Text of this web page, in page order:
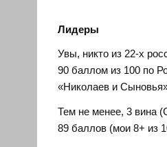
Лидеры
Увы, никто из 22-х
90 баллом из 100 по
«Николаев и
Тем не менее, 3 вина
89 баллов (мои 8+ из